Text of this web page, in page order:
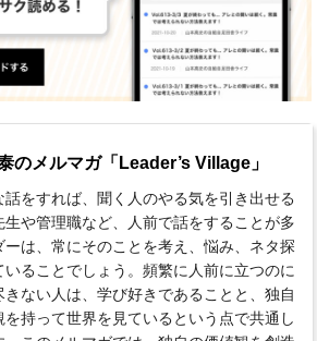
のメルマガ「Leader’s Village」
話をすれば、聞く人のやる気を引き出せる
生や管理職など、人前で話をすることが多
ーは、常にそのことを考え、悩み、ネタ探
いることでしょう。頻繁に人前に立つのに
きない人は、学び好きであることと、独自
を持って世界を見ているという点で共通し